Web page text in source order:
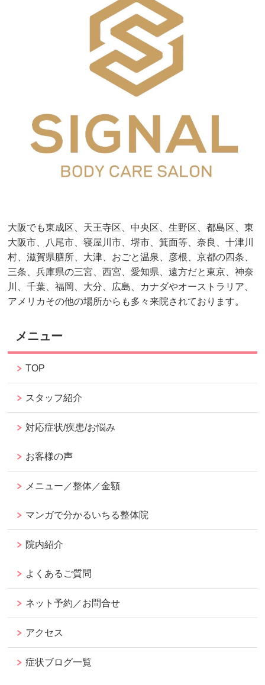
大阪でも東成区、天王寺区、中央区、生野区、都島区、東
大阪市、八尾市、寝屋川市、堺市、箕面等、奈良、十津川
村、滋賀県膳所、大津、おごと温泉、彦根、京都の四条、
三条、兵庫県の三宮、西宮、愛知県、遠方だと東京、神奈
川、千葉、福岡、大分、広島、カナダやオーストラリア、
アメリカその他の場所からも多々来院されております。
メニュー
TOP
スタッフ紹介
対応症状/疾患/お悩み
お客様の声
メニュー／整体／金額
マンガで分かるいちる整体院
院内紹介
よくあるご質問
ネット予約／お問合せ
アクセス
症状ブログ一覧